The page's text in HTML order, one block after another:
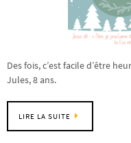
Des fois, c’est facile d’être
Jules, 8 ans.
LIRE LA SUITE